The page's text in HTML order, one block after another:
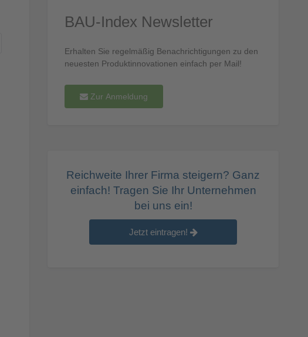
BAU-Index Newsletter
Erhalten Sie regelmäßig Benachrichtigungen zu den
neuesten Produktinnovationen einfach per Mail!
Zur Anmeldung
Reichweite Ihrer Firma steigern? Ganz
einfach! Tragen Sie Ihr Unternehmen
bei uns ein!
Jetzt eintragen!